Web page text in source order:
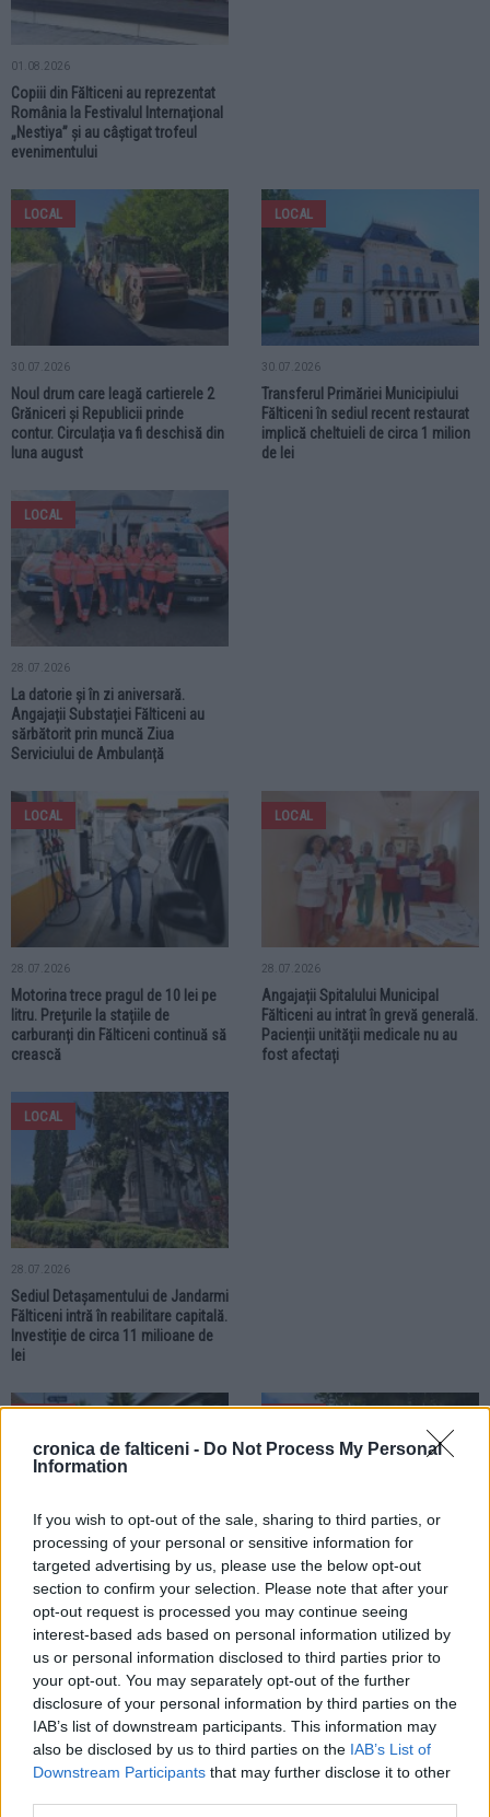
cronica de falticeni - Do Not Process My Personal
Information
If you wish to opt-out of the sale, sharing to third parties, or
processing of your personal or sensitive information for
targeted advertising by us, please use the below opt-out
section to confirm your selection. Please note that after your
opt-out request is processed you may continue seeing
interest-based ads based on personal information utilized by
us or personal information disclosed to third parties prior to
your opt-out. You may separately opt-out of the further
disclosure of your personal information by third parties on the
IAB’s list of downstream participants. This information may
also be disclosed by us to third parties on the IAB’s List of
Downstream Participants that may further disclose it to other
01.08.2026
Copiii din Fălticeni au reprezentat
România la Festivalul Internațional
„Nestiya” și au câștigat trofeul
evenimentului
LOCAL
30.07.2026
Noul drum care leagă cartierele 2
Grăniceri și Republicii prinde
contur. Circulația va fi deschisă din
luna august
LOCAL
30.07.2026
Transferul Primăriei Municipiului
Fălticeni în sediul recent restaurat
implică cheltuieli de circa 1 milion
de lei
LOCAL
28.07.2026
La datorie și în zi aniversară.
Angajații Substației Fălticeni au
sărbătorit prin muncă Ziua
Serviciului de Ambulanță
LOCAL
28.07.2026
Motorina trece pragul de 10 lei pe
litru. Prețurile la stațiile de
carburanți din Fălticeni continuă să
crească
LOCAL
28.07.2026
Angajații Spitalului Municipal
Fălticeni au intrat în grevă generală.
Pacienții unității medicale nu au
fost afectați
LOCAL
28.07.2026
Sediul Detașamentului de Jandarmi
Fălticeni intră în reabilitare capitală.
Investiție de circa 11 milioane de
lei
28.07.2026
Un caz cu final fericit. Spiritul civic
și intervenția Poliției Locale
Fălticeni au readus un copil în
brațele familiei
27.07.2026
CJ Suceava repartizează 1,7
milioane de lei municipiului
Fălticeni. Banii vor fi folosiți pentru
investiții curente
LOCAL